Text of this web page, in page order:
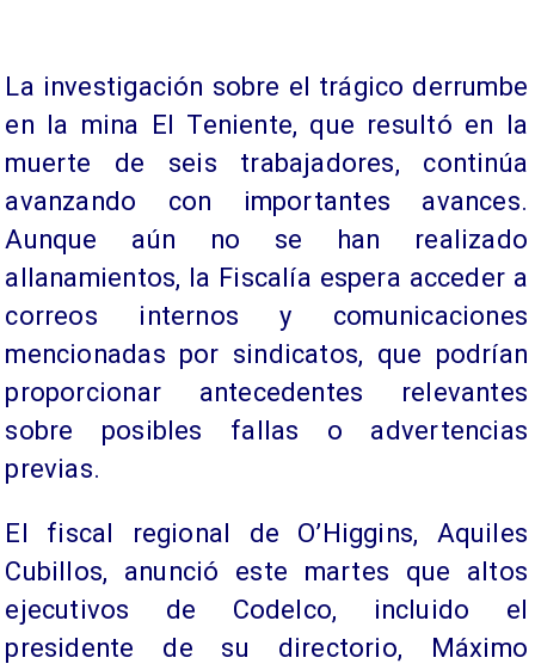
La investigación sobre el trágico derrumbe
en la mina El Teniente, que resultó en la
muerte de seis trabajadores, continúa
avanzando con importantes avances.
Aunque aún no se han realizado
allanamientos, la Fiscalía espera acceder a
correos internos y comunicaciones
mencionadas por sindicatos, que podrían
proporcionar antecedentes relevantes
sobre posibles fallas o advertencias
previas.
El fiscal regional de O’Higgins, Aquiles
Cubillos, anunció este martes que altos
ejecutivos de Codelco, incluido el
presidente de su directorio, Máximo